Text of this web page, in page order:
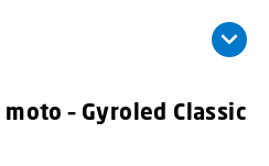
– Gyroled Classic